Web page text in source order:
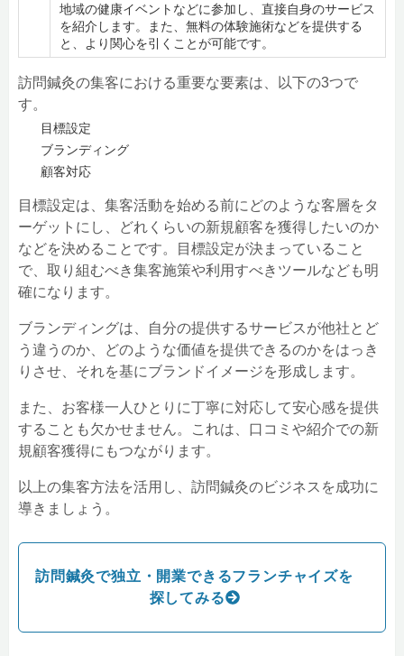
地域の健康イベントなどに参加し、直接自身のサービス
を紹介します。また、無料の体験施術などを提供する
と、より関心を引くことが可能です。
訪問鍼灸の集客における重要な要素は、以下の3つで
す。
目標設定
ブランディング
顧客対応
目標設定は、集客活動を始める前にどのような客層をタ
ーゲットにし、どれくらいの新規顧客を獲得したいのか
などを決めることです。目標設定が決まっていること
で、取り組むべき集客施策や利用すべきツールなども明
確になります。
ブランディングは、自分の提供するサービスが他社とど
う違うのか、どのような価値を提供できるのかをはっき
りさせ、それを基にブランドイメージを形成します。
また、お客様一人ひとりに丁寧に対応して安心感を提供
することも欠かせません。これは、口コミや紹介での新
規顧客獲得にもつながります。
以上の集客方法を活用し、訪問鍼灸のビジネスを成功に
導きましょう。
訪問鍼灸で独立・開業できるフランチャイズを
探してみる